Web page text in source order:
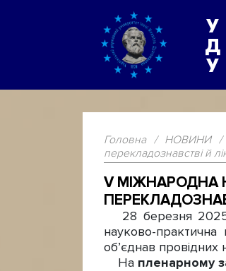
У
Д
У
Головна / НОВИНИ /
перекладознавстві й
V МІЖНАРОДНА
28 березня 2025
науково-
об’єднав провідних
На пленарному